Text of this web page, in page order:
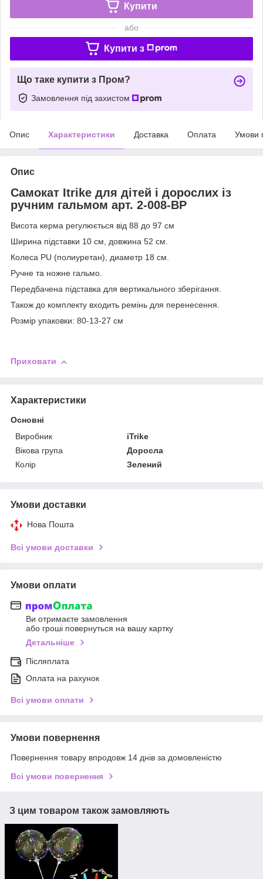
Купити
або
Купити з
Що таке купити з Пром?
Замовлення під захистом
Опис Характеристики Доставка Оплата Умови
Опис
Самокат Itrike для дітей і дорослих із
ручним гальмом арт. 2-008-BP
Висота керма регулюється від 88 до 97 см
Ширина підставки 10 см, довжина 52 см.
Колеса PU (полиуретан), диаметр 18 см.
Ручне та ножне гальмо.
Передбачена підставка для вертикального зберігання.
Також до комплекту входить ремінь для перенесення.
Розмір упаковки: 80-13-27 см
Приховати
Характеристики
Основні
Виробник
iTrike
Вікова група
Доросла
Колір
Зелений
Умови доставки
Нова Пошта
Всі умови доставки
Умови оплати
Ви отримаєте замовлення
або гроші повернуться на вашу картку
Детальніше
Післяплата
Оплата на рахунок
Всі умови оплати
Умови повернення
Повернення товару впродовж 14 днів за домовленістю
Всі умови повернення
З цим товаром також замовляють